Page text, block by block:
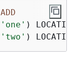
ADD
'one' )
'two' )